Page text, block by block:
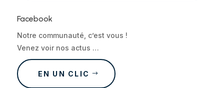
Facebook
Notre communauté, c’est vous !
Venez voir nos actus …
EN UN CLIC